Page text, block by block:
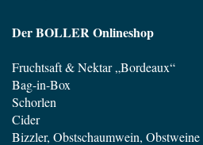
Der BOLLER Onlineshop
Fruchtsaft & Nektar „Bordeaux“
Bag-in-Box
Schorlen
Cider
Bizzler, Obstschaumwein, Obstweine